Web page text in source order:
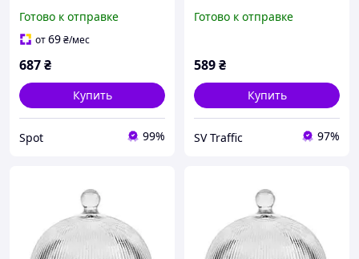
приподнятым краем для
закусок и фруктов цвет
Готово к отправке
от69₴/мес
687₴
Купить
Spot 99%
для десертов, выпечки,
Готово к отправке
589₴
Купить
SV Traffic 97%